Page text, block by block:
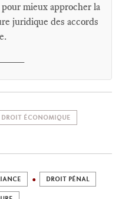
mieux approcher la
juridique des accords
ÉCONOMIQUE
DROIT PÉNAL